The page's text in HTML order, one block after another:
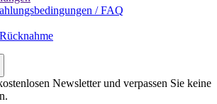
/ FAQ
Newsletter und verpassen Sie keine